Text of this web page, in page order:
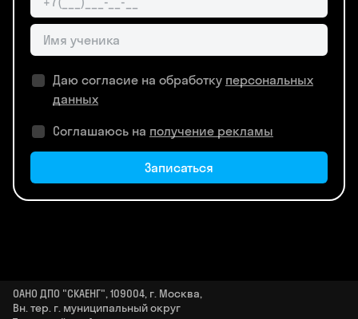
Даю согласие на обработку персональных
данных
Соглашаюсь на получение рекламы
Записаться
ОАНО ДПО "СКАЕНГ", 109004, г. Москва,
Вн. тер. г. муниципальный округ